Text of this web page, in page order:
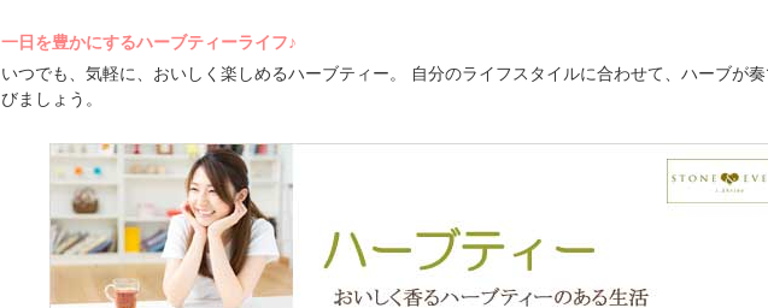
一日を豊かにするハーブティーライフ♪
いつでも、気軽に、おいしく楽しめるハーブティー。 自分のライフスタイルに合わせて、ハーブが
びましょう。